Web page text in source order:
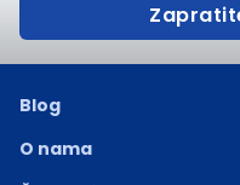
Blog
O nama